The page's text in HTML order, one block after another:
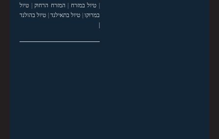
טיול במזרח המזרח הרחוק| טיול
במרוקו| טיול בתאילנד| טיול בהולנד